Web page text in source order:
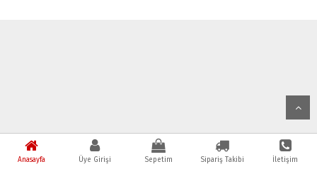
Anasayfa Üye Girişi Sepetim Sipariş Takibi İletişim